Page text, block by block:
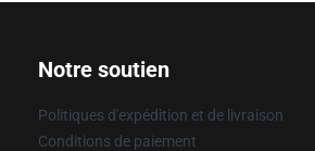
Notre soutien
Politiques d'expédition et de livraison
Conditions de paiement